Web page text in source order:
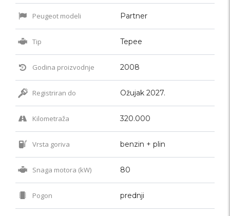
Peugeot modeli Partner
Tip Tepee
Godina proizvodnje 2008
Registriran do Ožujak 2027.
Kilometraža 320.000
Vrsta goriva benzin + plin
Snaga motora (kW) 80
Pogon prednji